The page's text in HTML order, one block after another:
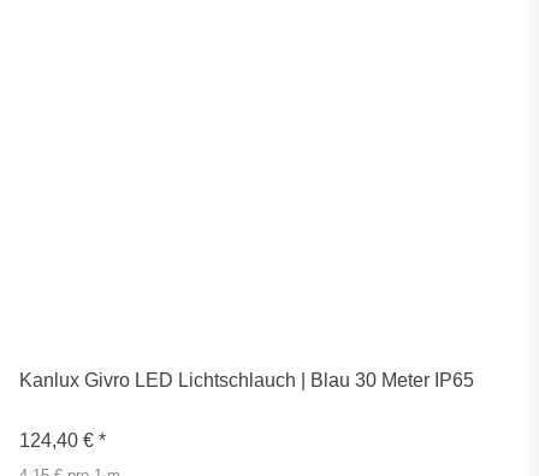
Kanlux Givro LED Lichtschlauch | Blau 30 Meter IP65
124,40 € *